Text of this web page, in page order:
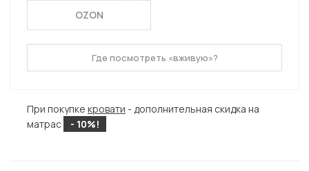
OZON
Где посмотреть «вживую»?
При покупке кровати - дополнительная скидка на
матрас
- 10%!